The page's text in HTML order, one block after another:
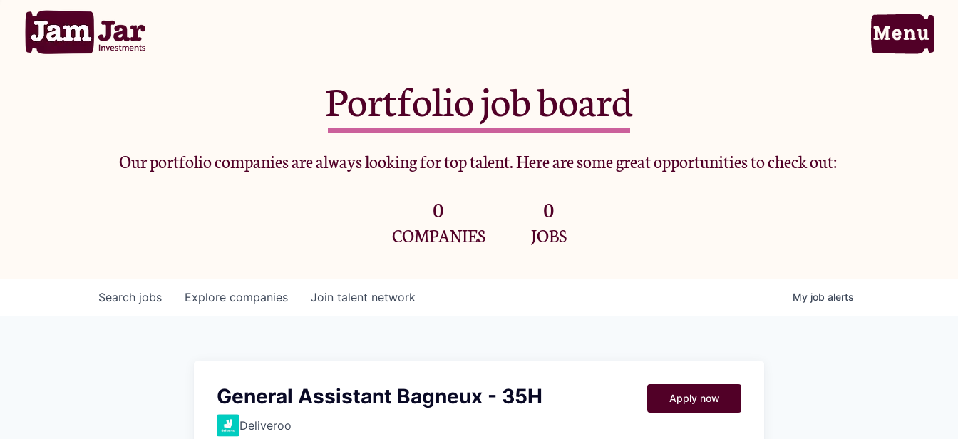
Portfolio
Criteria
Jobs
Portfolio job board
Our portfolio companies are always looking for top talent. Here are some great opportunities to check out:
0
COMPANIES
0
JOBS
Search jobs Explore companies Join talent network My job alerts
General Assistant Bagneux - 35H
Deliveroo
Apply now